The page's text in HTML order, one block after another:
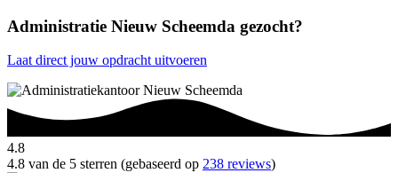
Administratie Nieuw Scheemda gezocht?
Laat direct jouw opdracht uitvoeren
4.8
4.8 van de 5 sterren (gebaseerd op 238 reviews)